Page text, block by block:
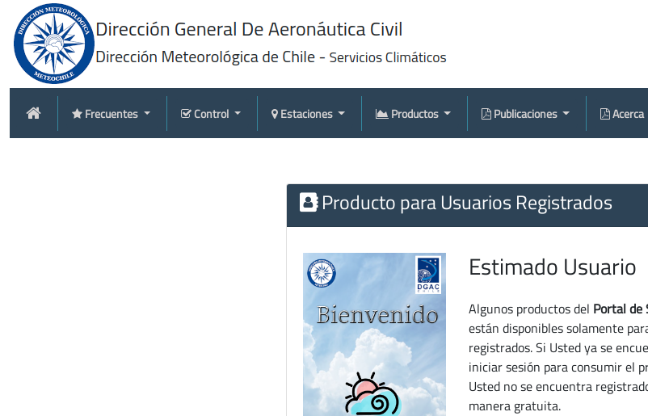
Frecuentes Control Estaciones Productos Publicaciones Acerca
Producto para Usuarios Registrados
Estimado Usuario
Algunos productos del Portal de
están disponibles solamente
registrados. Si Usted ya se
iniciar sesión para consumir el
Usted no se encuentra
manera gratuita.